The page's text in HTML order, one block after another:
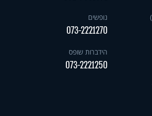
נופשים
073-2221270
הידברות שופס
073-2221250